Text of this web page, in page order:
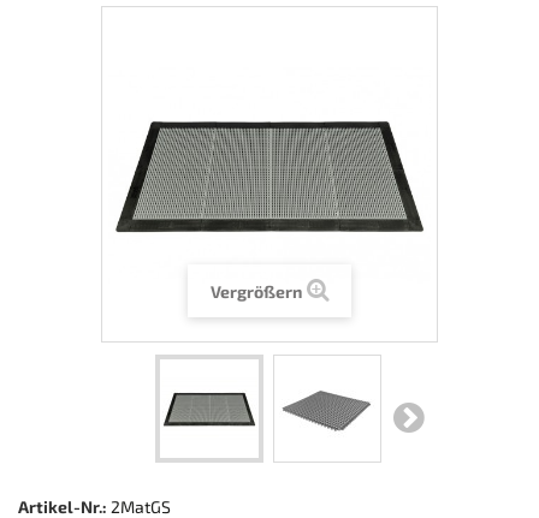
Vergrößern
Artikel-Nr.: 2MatGS